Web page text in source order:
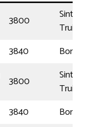
3800
Sint-
Truiden
3840
3800
Sint-
Truiden
3840